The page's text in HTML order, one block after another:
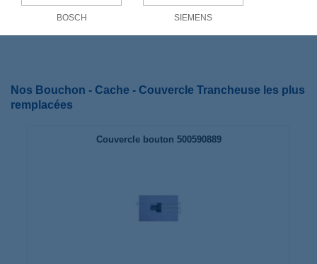
BOSCH SIEMENS
Nos Bouchon - Cache - Couvercle Trancheuse les plus
remplacées
Couvercle bouton 500590889